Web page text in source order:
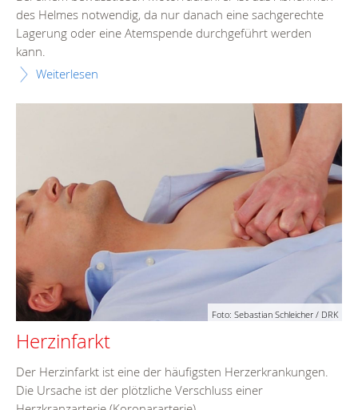
des Helmes notwendig, da nur danach eine sachgerechte
Lagerung oder eine Atemspende durchgeführt werden
kann.
Weiterlesen
Foto: Sebastian Schleicher / DRK
Herzinfarkt
Der Herzinfarkt ist eine der häufigsten Herzerkrankungen.
Die Ursache ist der plötzliche Verschluss einer